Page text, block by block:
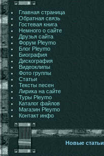
Главная страница
Обратная связь
Гостевая книга
Немного о сайте
Друзья сайта
Форум Pleymo
Блог Pleymo
Биография
Дискография
Видеоклипы
Фото группы
Статьи
Тексты песен
Лирика на сайте
Туры Pleymo
Каталог файлов
Магазин Pleymo
Контакт инфо
Новые статьи